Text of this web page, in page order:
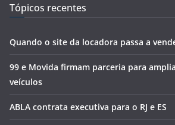
Tópicos recentes
Quando o site da locadora passa a
99 e Movida firmam parceria para
veículos
ABLA contrata executiva para o RJ e ES